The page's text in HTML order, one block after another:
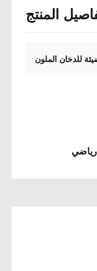
المنتج
للدخان الملون
رياضي